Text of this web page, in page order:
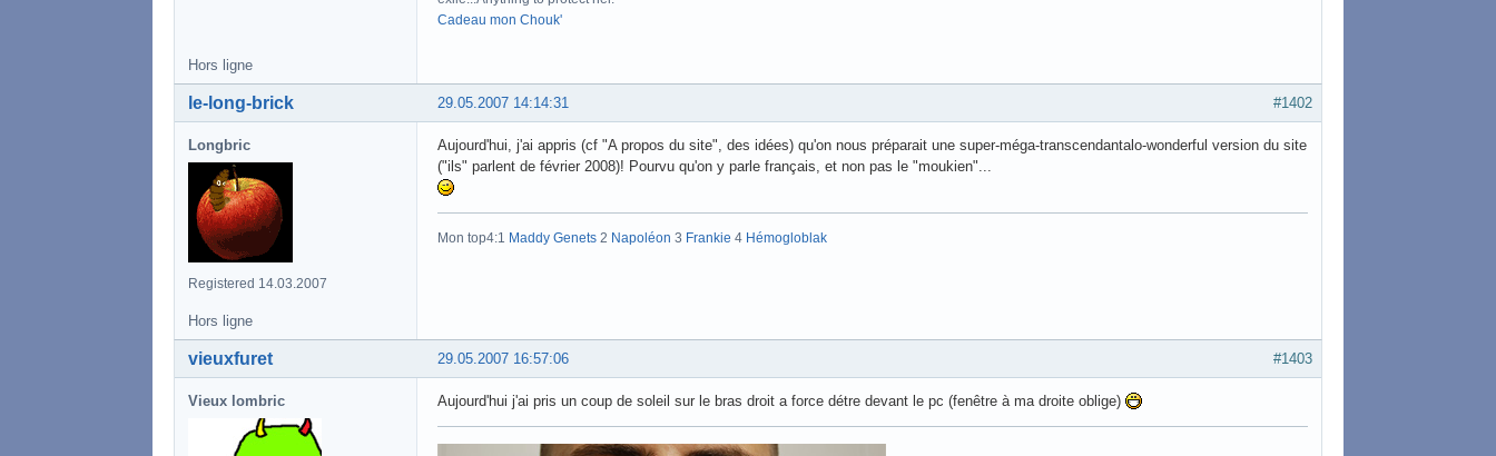
Cadeau mon Chouk'
Hors ligne
#1402
29.05.2007 14:14:31
le-long-brick
Longbric
Registered 14.03.2007
Aujourd'hui, j'ai appris (cf "A propos du site", des idées) qu'on nous préparait une super-méga-transcendantalo-wonderful version du site
("ils" parlent de février 2008)! Pourvu qu'on y parle français, et non pas le "moukien"...
Mon top4:1 Maddy Genets 2 Napoléon 3 Frankie 4 Hémogloblak
Hors ligne
#1403
29.05.2007 16:57:06
vieuxfuret
Vieux lombric Aujourd'hui j'ai pris un coup de soleil sur le bras droit a force détre devant le pc (fenêtre à ma droite oblige)